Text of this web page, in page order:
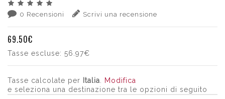
0 Recensioni Scrivi una recensione
69.50€
Tasse escluse: 56.97€
Tasse calcolate per Italia
Modifica
e seleziona una destinazione tra le opzioni di seguito